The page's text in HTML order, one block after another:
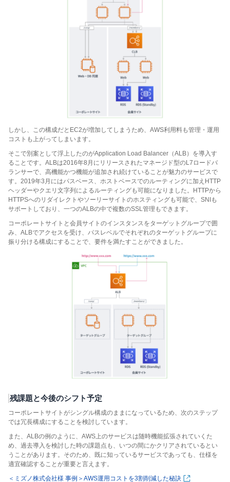
しかし、この構成だとEC2が増加してしまうため、AWS利用料も管理・運用
コストも上がってしまいます。
そこで別案として浮上したのがApplication Load Balancer（ALB）を導入す
ることです。ALBは2016年8月にリリースされたマネージド型のL7ロードバ
ランサーで、高機能かつ機能が追加され続けていることが魅力のサービスで
す。2019年3月にはパスベース、ホストベースでのルーティングに加えHTTP
ヘッダーやクエリ文字列によるルーティングも可能になりました。HTTPから
HTTPSへのリダイレクトやソーリーサイトのホスティングも可能で、SNIも
サポートしており、一つのALBの中で複数のSSL管理もできます。
コーポレートサイトと会員サイトのインスタンスをターゲットグループで囲
み、ALBでアクセスを受け、パスレベルでそれぞれのターゲットグループに
振り分ける構成にすることで、要件を満たすことができました。
残課題と今後のシフト予定
コーポレートサイトがシングル構成のままになっているため、次のステップ
では冗長構成にすることを検討しています。
また、ALBの例のように、AWS上のサービスは随時機能拡張されていくた
め、過去導入を検討した時の課題点も、いつの間にかクリアされているとい
うことがあります。そのため、既に知っているサービスであっても、仕様を
適宜確認することが重要と言えます。
＜ミズノ株式会社様 事例＞AWS運用コストを3割削減した秘訣